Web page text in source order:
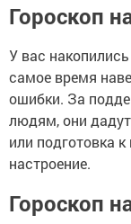
Гороскоп
У вас
самое время
ошибки. За
людям, они
или подготовка
настроение.
Гороскоп